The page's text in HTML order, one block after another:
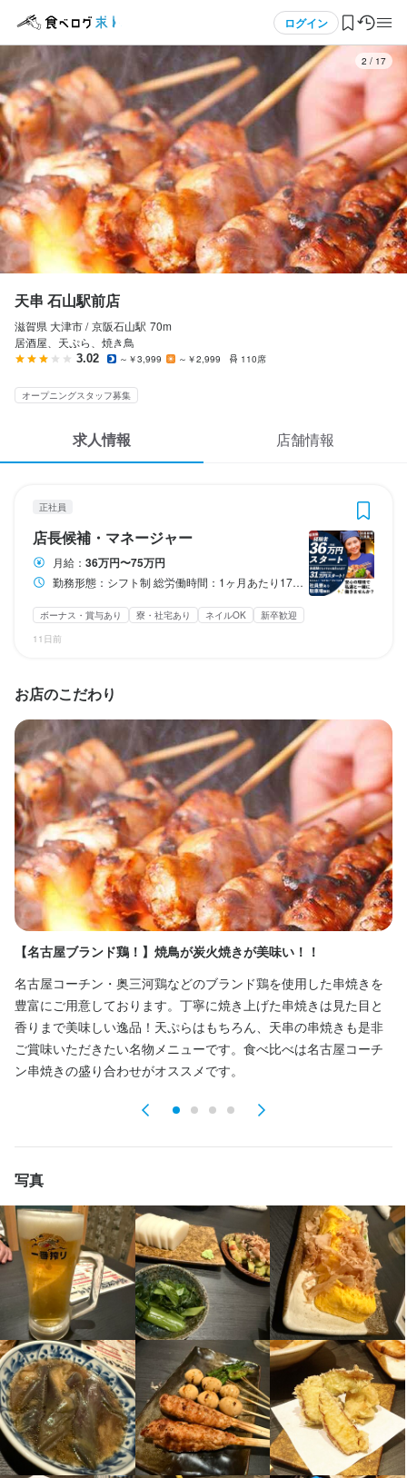
ログイン
ログイン・無料会員登録
食べログ求人TOP
求人検索
マイページ管理
気になる求人
検索履歴・保存した条件
ヘルプ・お問い合わせフォーム
掲載をご検討の店舗様へ
食べログ求人PRESS
プライバシーポリシー
3 / 17
天串 石山駅前店
滋賀県 大津市 / 京阪石山駅 70m
居酒屋、天ぷら、焼き鳥
3.02 ～￥3,999 ～￥2,999 110席
オープニングスタッフ募集
求人情報 店舗情報
正社員
店長候補・マネージャー
月給： 36万円〜75万円
勤務形態：シフト制 総労働時間：1ヶ月あたり173時間30分 13時～14時頃に出勤（店舗や時期により異なります） ＊休憩1時間＆まかない有り ＊1ヶ月ごとのシフト制 ＊お休みの調整可能です しっかり仕事に打ち込んで稼ぎたい方も、 ちゃんとプライベートを充実させたい方も面接時にお気軽にご相談下さい。 お仕事のスタイルで給与とお休み日数を選んでいただく事が可能です。
ボーナス・賞与あり 寮・社宅あり ネイルOK
新卒歓迎
11日前
お店のこだわり
【名古屋ブランド鶏！】焼鳥が炭火焼きが美味い！！
名古屋コーチン・奥三河鶏などのブランド鶏を使用した串焼きを
豊富にご用意しております。丁寧に焼き上げた串焼きは見た目と
香りまで美味しい逸品！天ぷらはもちろん、天串の串焼きも是非
ご賞味いただきたい名物メニューです。食べ比べは名古屋コーチ
ン串焼きの盛り合わせがオススメです。
写真
店長候補・マネージャー
店長候補・マネージャー
試用・研修期間：3ヶ月
試用・研修期間の条件：給与条件が異なる
会社規定の研修期間あり｜経験により異なります。
【給与】
本採用と異なる
基本給 : 月給 21万5000円 〜 40万円
固定残業代：あり
1ヶ月あたり7万5000円 〜 12万円（固定残業時間：1ヶ月あたり4
4時間）
固定残業時間を超えた勤務時間については別途残業代を支給する
固定残業代
月給 36万円 〜 75万円
※基本給・固定残業代の総額
基本給：月給 22万5000円 〜 60万円
固定残業代：あり
給与補足
【随時昇給あり】
業績が良い店舗では1年に1度ではなく、何度も見直しの機会を設
けています。
もちろん賞与あり。
収入例
経験者は月給36万円スタート！
経験を積んで年収もしっかりとUP！
未経験でも月給31万円～スタート
<年収例（経験者の方）>
正社員（1年目）：　年収450万円
店長（2年目）　：　年収580万円
エリアマネージャー(4年目)：年収780万円
応募画面へ進む